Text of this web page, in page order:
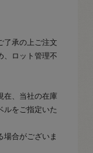
了承の上ご注文
、ロット管理不
在、当社の在庫
ルをご指定いた
場合がございま